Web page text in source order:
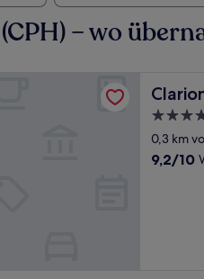
– wo
Clarion
4.0-
Sterne-
0,3 km
9.2
9,2/10